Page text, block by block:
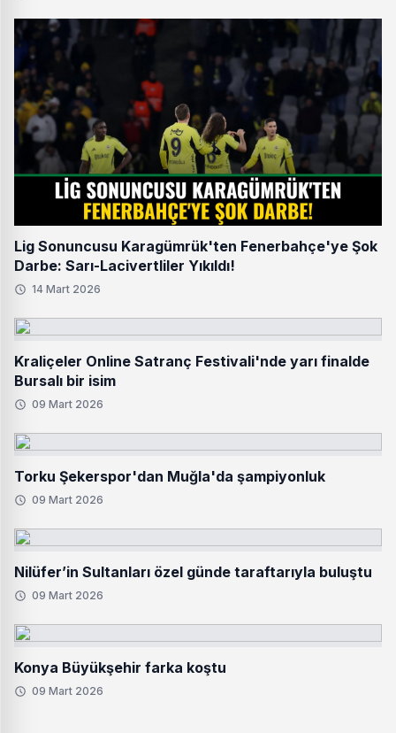
Lig Sonuncusu Karagümrük'ten Fenerbahçe'ye Şok
Darbe: Sarı-Lacivertliler Yıkıldı!
14 Mart 2026
Kraliçeler Online Satranç Festivali'nde yarı finalde
Bursalı bir isim
09 Mart 2026
Torku Şekerspor'dan Muğla'da şampiyonluk
09 Mart 2026
Nilüfer’in Sultanları özel günde taraftarıyla buluştu
09 Mart 2026
Konya Büyükşehir farka koştu
09 Mart 2026